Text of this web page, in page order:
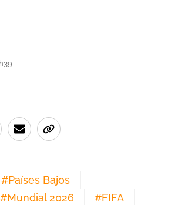
#Países Bajos
#Mundial 2026 #FIFA